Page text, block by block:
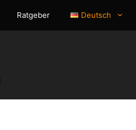
Ratgeber Deutsch